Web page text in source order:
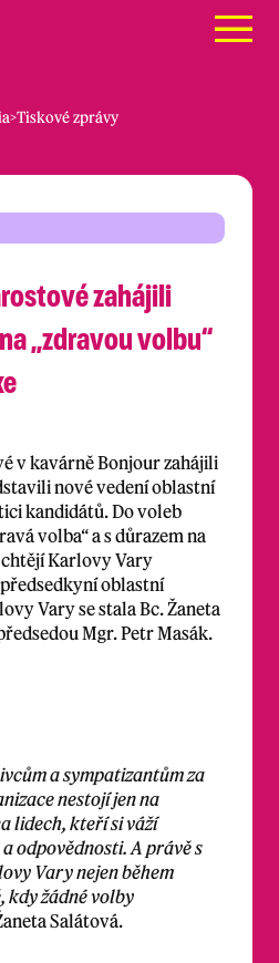
Menu
>Tiskové zprávy
zahájili
„zdravou volbu“
v kavárně Bonjour zahájili
nové vedení oblastní
kandidátů. Do voleb
volba“ a s důrazem na
Karlovy Vary
oblastní
Vary se stala Bc. Žaneta
Mgr. Petr Masák.
a sympatizantům za
nestojí jen na
lidech, kteří si váží
odpovědnosti. A právě s
Vary nejen během
kdy žádné volby
Salátová.